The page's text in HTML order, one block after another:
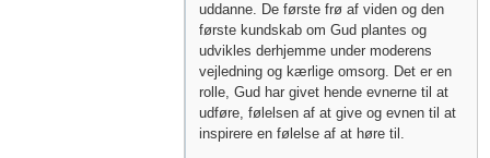
uddanne. De første frø af viden og den
første kundskab om Gud plantes og
udvikles derhjemme under moderens
vejledning og kærlige omsorg. Det er en
rolle, Gud har givet hende evnerne til at
udføre, følelsen af ​​at give og evnen til at
inspirere en følelse af at høre til.